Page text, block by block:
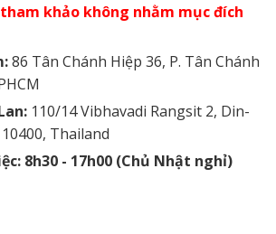
khảo không nhằm mục đích
86 Tân Chánh Hiệp 36, P. Tân Chánh
110/14 Vibhavadi Rangsit 2, Din-
Thailand
8h30 - 17h00 (Chủ Nhật nghỉ)